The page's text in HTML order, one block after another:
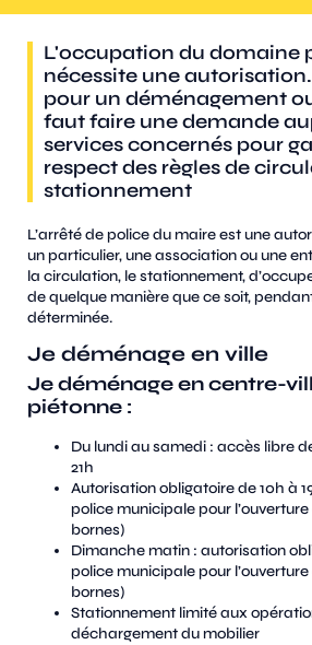
L'occupation du domaine
nécessite une
pour un déménagement
faut faire une demande
services concernés pour
respect des règles de
stationnement
L’arrêté de police du maire est une
un particulier, une association ou une
la circulation, le stationnement,
de quelque manière que ce soit,
déterminée.
Je déménage en ville
Je déménage en centre-
piétonne :
Du lundi au samedi : accès libre
21h
Autorisation obligatoire de 10h à
police municipale pour
bornes)
Dimanche matin : autorisation
police municipale pour
bornes)
Stationnement limité aux
déchargement du mobilier